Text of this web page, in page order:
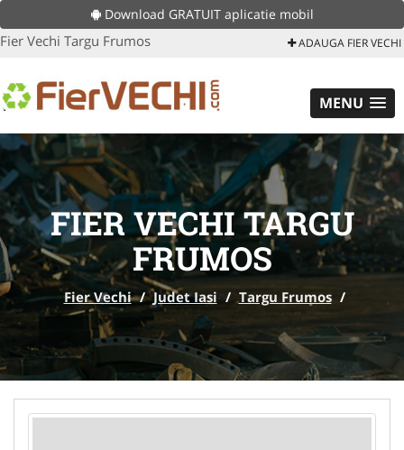
Download GRATUIT aplicatie mobil
Fier Vechi Targu Frumos ADAUGA FIER VECHI
MENU
FIER VECHI TARGU
FRUMOS
Fier Vechi / Judet Iasi / Targu Frumos /